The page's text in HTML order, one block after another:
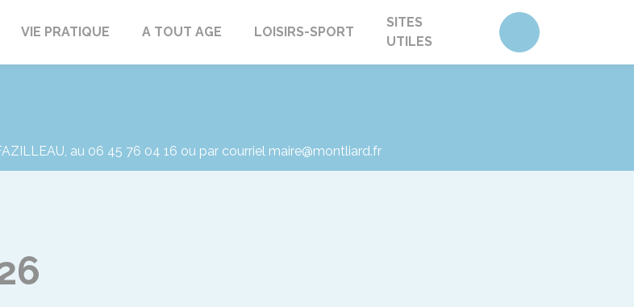
VIE PRATIQUE A TOUT AGE LOISIRS-SPORT
SITES
UTILES
Accéder au
au 06 45 76 04 16 ou par courriel maire@montliard.fr